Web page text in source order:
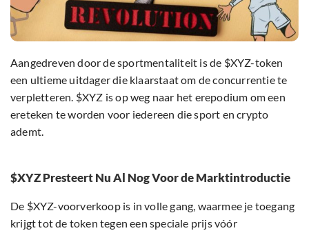
Aangedreven door de sportmentaliteit is de $XYZ-token
een ultieme uitdager die klaarstaat om de concurrentie te
verpletteren. $XYZ is op weg naar het erepodium om een
ereteken te worden voor iedereen die sport en crypto
ademt.
$XYZ Presteert Nu Al Nog Voor de Marktintroductie
De $XYZ-voorverkoop is in volle gang, waarmee je toegang
krijgt tot de token tegen een speciale prijs vóór